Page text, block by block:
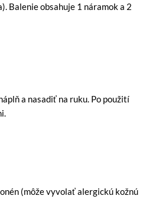
Balenie obsahuje 1 náramok a 2
a nasadiť na ruku. Po použití
(môže vyvolať alergickú kožnú